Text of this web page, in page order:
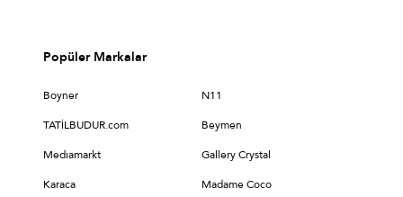
Popüler Markalar
Boyner N11
TATİLBUDUR.com Beymen
Medıamarkt Gallery Crystal
Karaca Madame Coco